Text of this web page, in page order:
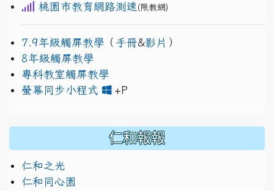
桃園市教育網路測速 (限教網)
7.9年級觸屏教學 （ 手冊&影片 ）
8年級觸屏教學
專科教室觸屏教學
螢幕同步小程式
+P
仁和報報
仁和之光
仁和同心園